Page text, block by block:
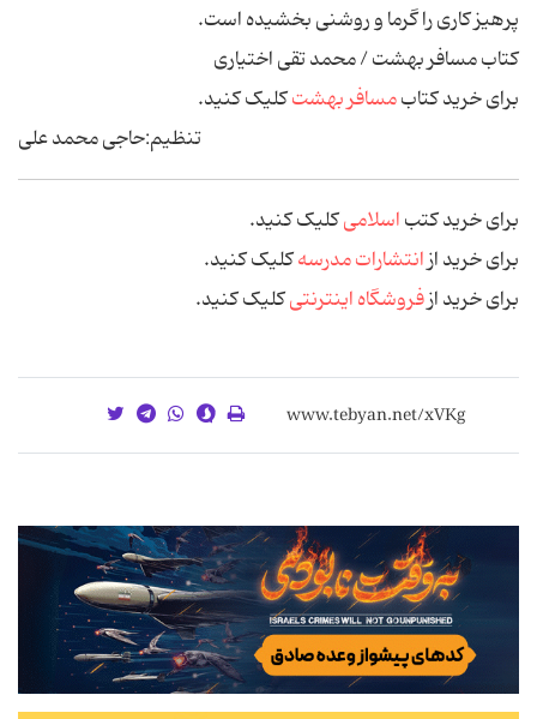
پرهیز کاری را گرما و روشنی بخشیده است.
کتابمسافر بهشت/محمد تقی اختیاری
برای خرید کتابمسافر بهشتکلیک کنید.
تنظیم:حاجی محمد علی
برای خرید کتباسلامیکلیک کنید.
برای خرید ازانتشارات مدرسهکلیک کنید.
برای خرید ازفروشگاه اینترنتیکلیک کنید.